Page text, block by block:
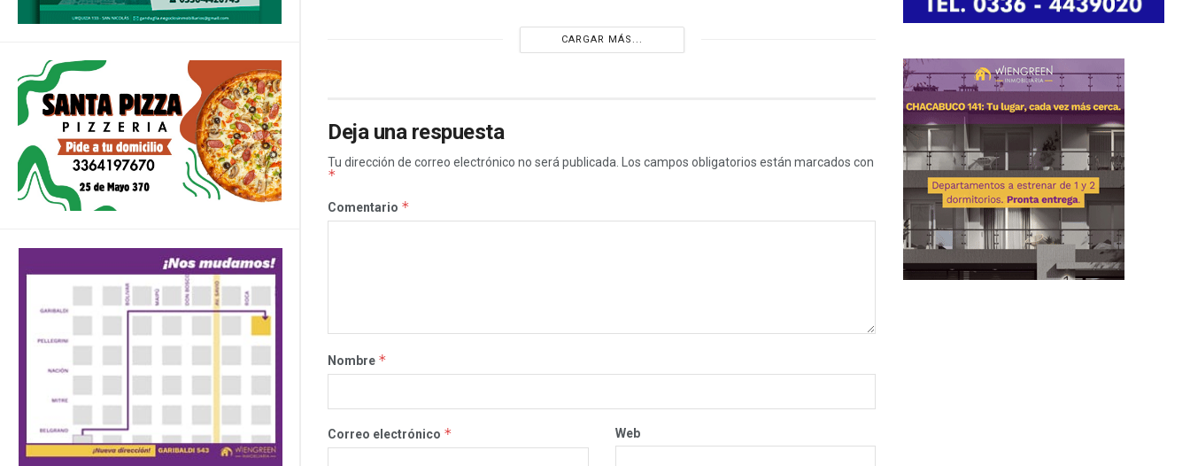
CARGAR MÁS...
Deja una respuesta
Tu dirección de correo electrónico no será publicada. Los campos obligatorios están marcados con
*
Comentario *
Nombre *
Correo electrónico * Web